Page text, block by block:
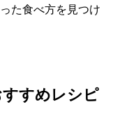
た食べ方を見つけ
すめレシピ